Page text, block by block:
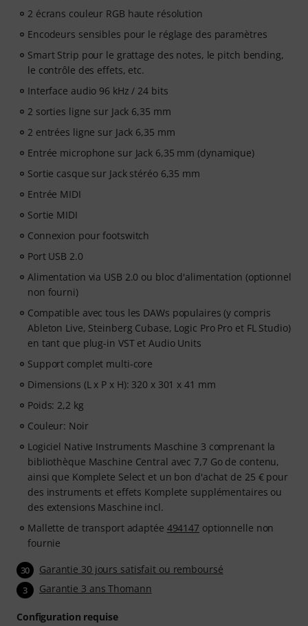
2 écrans couleur RGB haute résolution
Encodeurs sensibles pour le réglage des paramètres
Smart Strip pour le grattage des notes, le pitch bending,
le contrôle des effets, etc.
Interface audio 96 kHz / 24 bits
2 sorties ligne sur Jack 6,35 mm
2 entrées ligne sur Jack 6,35 mm
Entrée microphone sur Jack 6,35 mm (dynamique)
Sortie casque sur Jack stéréo 6,35 mm
Entrée MIDI
Sortie MIDI
Connexion pour footswitch
Port USB 2.0
Alimentation via USB 2.0 ou bloc d'alimentation (optionnel
non fourni)
Compatible avec tous les DAWs populaires (y compris
Ableton Live, Steinberg Cubase, Logic Pro Pro et FL Studio)
en tant que plug-in VST et Audio Units
Support complet multi-core
Dimensions (L x P x H): 320 x 301 x 41 mm
Poids: 2,2 kg
Couleur: Noir
Logiciel Native Instruments Maschine 3 comprenant la
bibliothèque Maschine Central avec 7,7 Go de contenu,
ainsi que Komplete Select et un bon d'achat de 25 € pour
des instruments et effets Komplete supplémentaires ou
des extensions Maschine incl.
Mallette de transport adaptée 494147 optionnelle non
fournie
30 Garantie 30 jours satisfait ou remboursé
3 Garantie 3 ans Thomann
Configuration requise